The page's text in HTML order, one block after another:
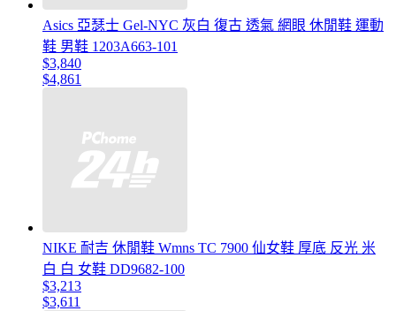
Asics 亞瑟士 Gel-NYC 灰白 復古 透氣 網眼 休閒鞋 運動
鞋 男鞋 1203A663-101
$3,840
$4,861
NIKE 耐吉 休閒鞋 Wmns TC 7900 仙女鞋 厚底 反光 米
白 白 女鞋 DD9682-100
$3,213
$3,611